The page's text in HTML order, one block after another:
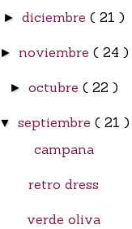
► diciembre ( 21 )
► noviembre ( 24 )
► octubre ( 22 )
▼ septiembre ( 21 )
campana
retro dress
verde oliva